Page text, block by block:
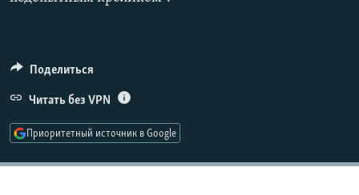
Поделиться
Читать без VPN
Приоритетный источник в Google